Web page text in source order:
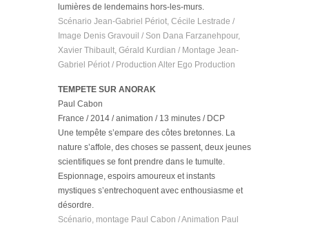
lumières de lendemains hors-les-murs.
Scénario Jean-Gabriel Périot, Cécile Lestrade /
Image Denis Gravouil / Son Dana Farzanehpour,
Xavier Thibault, Gérald Kurdian / Montage Jean-
Gabriel Périot / Production Alter Ego Production
TEMPETE SUR ANORAK
Paul Cabon
France / 2014 / animation / 13 minutes / DCP
Une tempête s’empare des côtes bretonnes. La
nature s’affole, des choses se passent, deux jeunes
scientifiques se font prendre dans le tumulte.
Espionnage, espoirs amoureux et instants
mystiques s’entrechoquent avec enthousiasme et
désordre.
Scénario, montage Paul Cabon / Animation Paul